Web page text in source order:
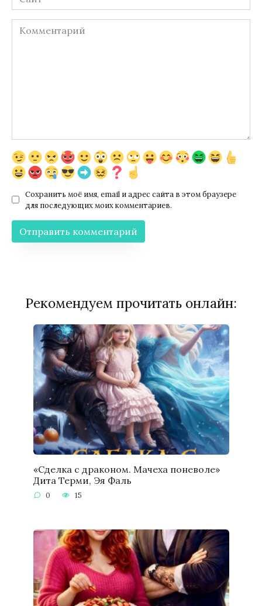
Комментарий
Сохранить моё имя, email и адрес сайта в этом браузере
для последующих моих комментариев.
Рекомендуем прочитать онлайн:
«Сделка с драконом. Мачеха поневоле»
Дита Терми, Эя Фаль
0 15